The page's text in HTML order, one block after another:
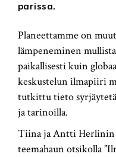
parissa.
Planeettamme on
lämpeneminen
paikallisesti kuin
keskustelun ilmapiiri
tutkittu tieto
ja tarinoilla.
Tiina ja Antti Herlinin
teemahaun otsikolla